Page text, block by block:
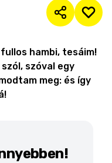
hambi, tesáim!
szóval egy
meg: és így